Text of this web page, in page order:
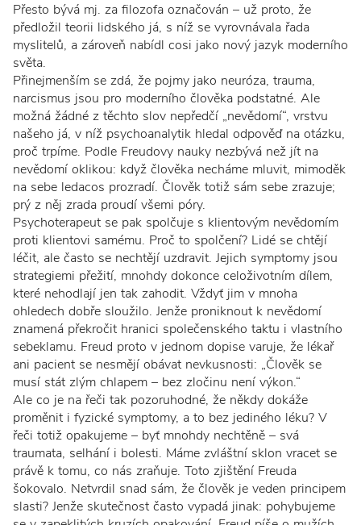
Přesto bývá mj. za filozofa označován – už proto, že
předložil teorii lidského já, s níž se vyrovnávala řada
myslitelů, a zároveň nabídl cosi jako nový jazyk moderního
světa.
Přinejmenším se zdá, že pojmy jako neuróza, trauma,
narcismus jsou pro moderního člověka podstatné. Ale
možná žádné z těchto slov nepředčí „nevědomí“, vrstvu
našeho já, v níž psychoanalytik hledal odpověď na otázku,
proč trpíme. Podle Freudovy nauky nezbývá než jít na
nevědomí oklikou: když člověka necháme mluvit, mimoděk
na sebe ledacos prozradí. Člověk totiž sám sebe zrazuje;
prý z něj zrada proudí všemi póry.
Psychoterapeut se pak spolčuje s klientovým nevědomím
proti klientovi samému. Proč to spolčení? Lidé se chtějí
léčit, ale často se nechtějí uzdravit. Jejich symptomy jsou
strategiemi přežití, mnohdy dokonce celoživotním dílem,
které nehodlají jen tak zahodit. Vždyť jim v mnoha
ohledech dobře sloužilo. Jenže proniknout k nevědomí
znamená překročit hranici společenského taktu i vlastního
sebeklamu. Freud proto v jednom dopise varuje, že lékař
ani pacient se nesmějí obávat nevkusnosti: „Člověk se
musí stát zlým chlapem – bez zločinu není výkon.“
Ale co je na řeči tak pozoruhodné, že někdy dokáže
proměnit i fyzické symptomy, a to bez jediného léku? V
řeči totiž opakujeme – byť mnohdy nechtěně – svá
traumata, selhání i bolesti. Máme zvláštní sklon vracet se
právě k tomu, co nás zraňuje. Toto zjištění Freuda
šokovalo. Netvrdil snad sám, že člověk je veden principem
slasti? Jenže skutečnost často vypadá jinak: pohybujeme